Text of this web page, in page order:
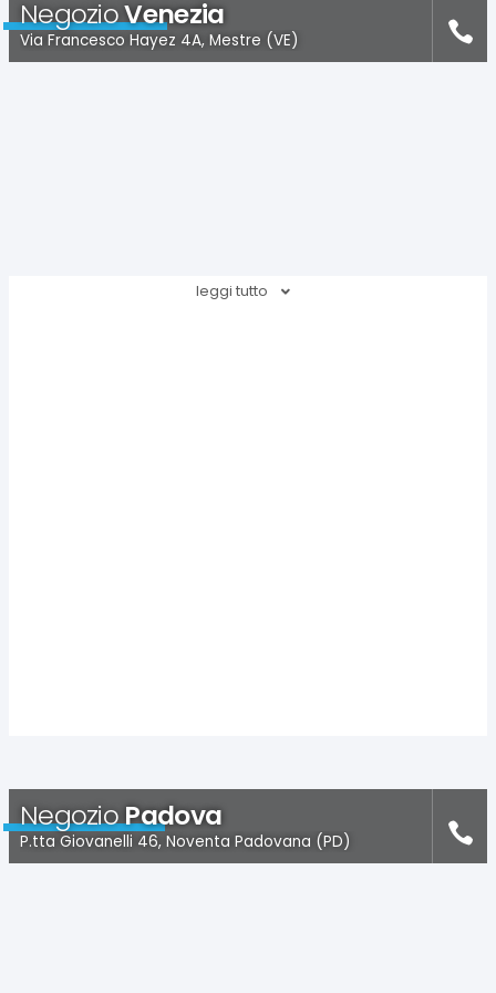
NegozioVenezia
Via Francesco Hayez 4A, Mestre (VE)
leggi tutto
NegozioPadova
P.tta Giovanelli 46, Noventa Padovana (PD)